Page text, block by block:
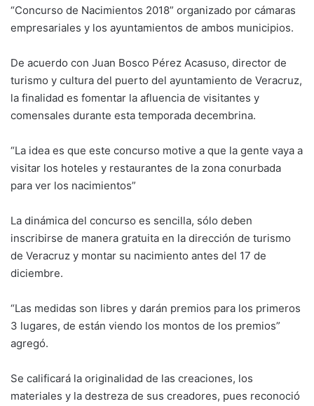
“Concurso de Nacimientos 2018” organizado por cámaras
empresariales y los ayuntamientos de ambos municipios.
De acuerdo con Juan Bosco Pérez Acasuso, director de
turismo y cultura del puerto del ayuntamiento de Veracruz,
la finalidad es fomentar la afluencia de visitantes y
comensales durante esta temporada decembrina.
“La idea es que este concurso motive a que la gente vaya a
visitar los hoteles y restaurantes de la zona conurbada
para ver los nacimientos”
La dinámica del concurso es sencilla, sólo deben
inscribirse de manera gratuita en la dirección de turismo
de Veracruz y montar su nacimiento antes del 17 de
diciembre.
“Las medidas son libres y darán premios para los primeros
3 lugares, de están viendo los montos de los premios”
agregó.
Se calificará la originalidad de las creaciones, los
materiales y la destreza de sus creadores, pues reconoció